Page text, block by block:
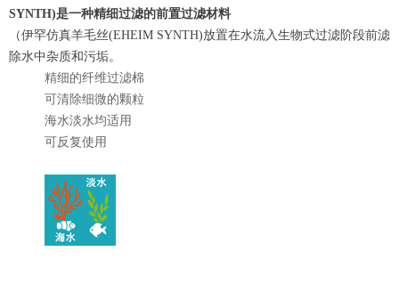
SYNTH)是一种精细过滤的前置过滤材料
（伊罕仿真羊毛丝(EHEIM SYNTH)放置在水流入生物式过滤阶段前滤
除水中杂质和污垢。
精细的纤维过滤棉
可清除细微的颗粒
海水淡水均适用
可反复使用